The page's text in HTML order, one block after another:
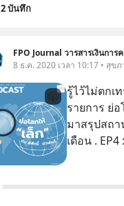
2 บันทึก
FPO Journal วารสารเงินการ
8 ธ.ค. 2020 เวลา 10:17 • สุข
รู้ไว้ไม่ตกเทรนด์ . วารสารการเงินกา
รายการ ย่
มาสรุปสถา
เดือน